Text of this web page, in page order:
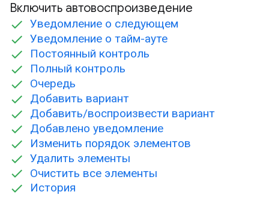
Включить автовоспроизведение
Уведомление о следующем
Уведомление о тайм-ауте
Постоянный контроль
Полный контроль
Очередь
Добавить вариант
Добавить/воспроизвести вариант
Добавлено уведомление
Изменить порядок элементов
Удалить элементы
Очистить все элементы
История